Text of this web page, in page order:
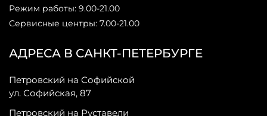
АДРЕСА В САНКТ-ПЕТЕРБУРГЕ
Петровский на Софийской
ул. Софийская, 87
Петровский на Руставели
Режим работы: 9.00-21.00
Сервисные центры: 7.00-21.00